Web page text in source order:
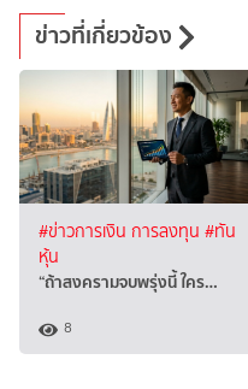
ข่าวที่เกี่ยวข้อง
#ข่าวการเงิน การลงทุน #ทัน
หุ้น
“ถ้าสงครามจบพรุ่งนี้ ใคร…
8